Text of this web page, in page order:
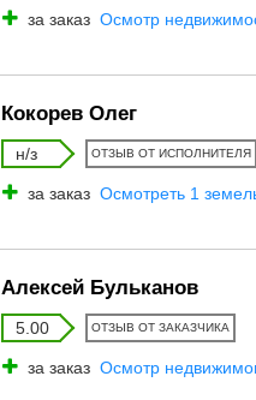
за заказ Осмотр
Кокорев Олег
н/з ОТЗЫВ ОТ ИСПОЛНИТЕЛЯ
за заказ Осмотреть 1
Алексей Бульканов
5.00 ОТЗЫВ ОТ ЗАКАЗЧИКА
за заказ Осмотр